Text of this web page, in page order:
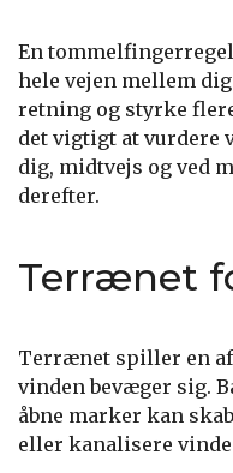
En
hele vejen mellem
retning og styrke
det vigtigt at vurdere
dig, midtvejs og ved
derefter.
Terrænet
Terrænet spiller en
vinden bevæger sig.
åbne marker kan
eller kanalisere